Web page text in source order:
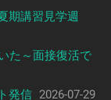
期講習見学週
た～面接復活で
発信 2026-07-29